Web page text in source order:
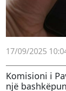
17/09/2025
Komisioni i
një